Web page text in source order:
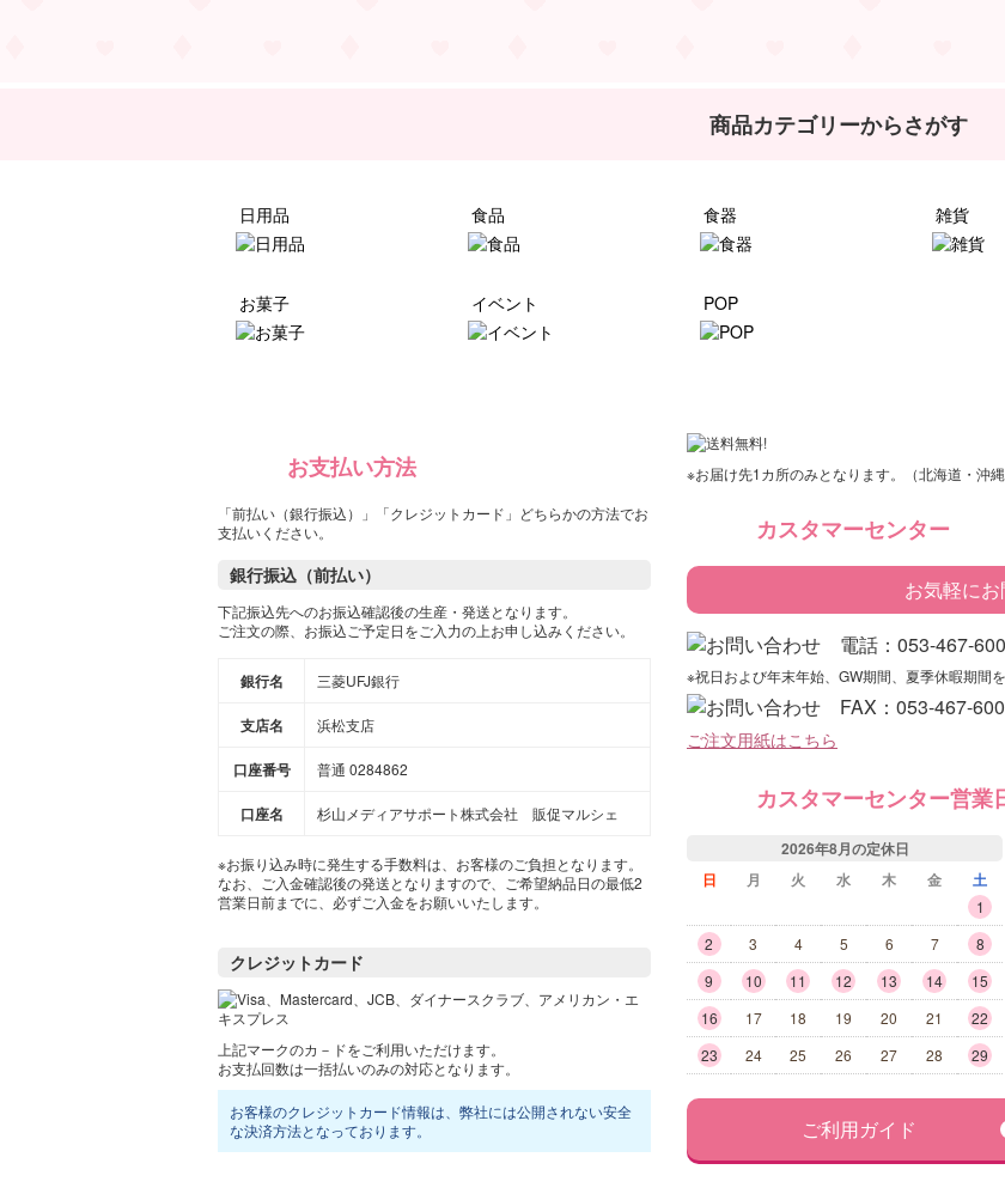
商品カテゴリーからさがす
日用品 食品 食器 雑貨
お菓子 イベント POP
お支払い方法
「前払い（銀行振込）」「クレジットカード」どちらかの方法でお
支払いください。
銀行振込（前払い）
下記振込先へのお振込確認後の生産・発送となります。
ご注文の際、お振込ご予定日をご入力の上お申し込みください。
銀行名 三菱UFJ銀行
支店名 浜松支店
口座番号 普通 0284862
口座名 杉山メディアサポート株式会社 販促マルシェ
※お振り込み時に発生する手数料は、お客様のご負担となります。
なお、ご入金確認後の発送となりますので、ご希望納品日の最低2
営業日前までに、必ずご入金をお願いいたします。
クレジットカード
上記マークのカ－ドをご利用いただけます。
お支払回数は一括払いのみの対応となります。
お客様のクレジットカード情報は、弊社には公開されない安全
な決済方法となっております。
※お届け先1カ所のみとなります。（北海道・沖縄
カスタマーセンター
お気軽に
※祝日および年末年始、GW期間、夏季休暇期間を
ご注文用紙はこちら
カスタマーセンター営業
2026年8月の定休日
日
月 火 水 木 金 土
1
2
3 4 5 6 7
8
9
10 11 12 13 14
15
16
17 18 19 20 21
22
23
24 25 26 27 28 29
ご利用ガイド